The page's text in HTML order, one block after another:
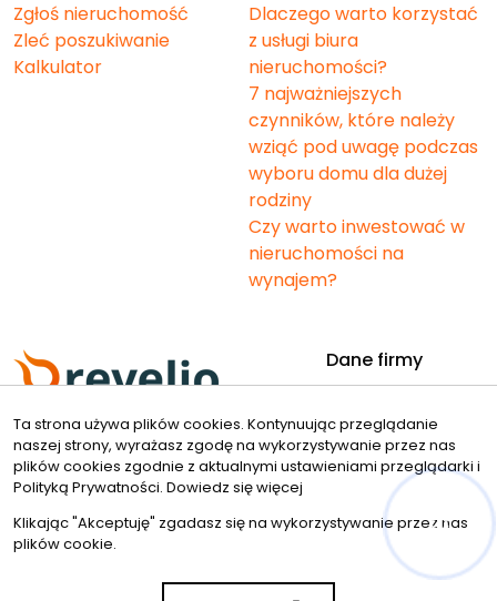
Zgłoś nieruchomość
Zleć poszukiwanie
Kalkulator
Dlaczego warto korzystać
z usługi biura
nieruchomości?
7 najważniejszych
czynników, które należy
wziąć pod uwagę podczas
wyboru domu dla dużej
rodziny
Czy warto inwestować w
nieruchomości na
wynajem?
Dane firmy
Bielska 49
43-190 Mikołów
Kontakt
beata.fajkus@revelio.pl
Znajdziesz nas tu
Ta strona używa plików cookies. Kontynuując przeglądanie
naszej strony, wyrażasz zgodę na wykorzystywanie przez nas
plików cookies zgodnie z aktualnymi ustawieniami przeglądarki i
Polityką Prywatności. Dowiedz się więcej
Klikając "Akceptuję" zgadasz się na wykorzystywanie przez nas
plików cookie.